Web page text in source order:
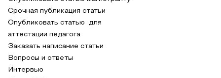
Срочная публикация статьи
Опубликовать статью для
аттестации педагога
Заказать написание статьи
Вопросы и ответы
Интервью